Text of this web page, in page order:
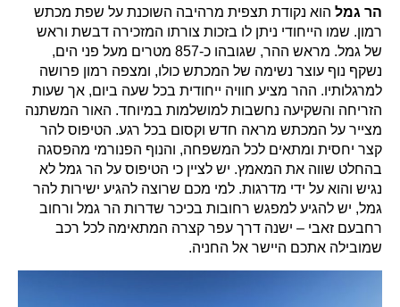
הר גמל הוא נקודת תצפית מרהיבה השוכנת על שפת מכתש
רמון. שמו הייחודי ניתן לו בזכות צורתו המזכירה דבשת וראש
של גמל. מראש ההר, שגובהו כ-857 מטרים מעל פני הים,
נשקף נוף עוצר נשימה של המכתש כולו, ומצפה רמון פרושה
למרגלותיו. ההר מציע חוויה ייחודית בכל שעה ביום, אך שעות
הזריחה והשקיעה נחשבות למושלמות במיוחד. האור המשתנה
מצייר על המכתש מראה חדש וקסום בכל רגע. הטיפוס להר
קצר יחסית ומתאים לכל המשפחה, והנוף הפנורמי מהפסגה
בהחלט שווה את המאמץ. יש לציין כי הטיפוס על הר גמל לא
נגיש והוא על ידי מדרגות. למי מכם שרוצה להגיע ישירות להר
גמל, יש להגיע למפגש רחובות בכיכר שדרות הר גמל ורחוב
רחבעם זאבי – ישנה דרך עפר קצרה המתאימה לכל רכב
שמובילה אתכם היישר אל החניה.